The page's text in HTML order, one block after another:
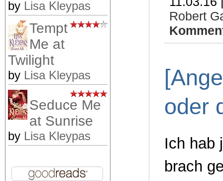
by Lisa Kleypas
Tempt
Me at
Twilight
by Lisa Kleypas
Seduce Me
at Sunrise
by Lisa Kleypas
Robert
oder
Ich hab
brach